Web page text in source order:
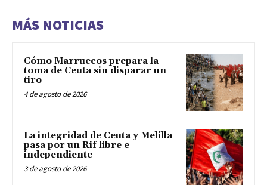
MÁS NOTICIAS
Cómo Marruecos prepara la
toma de Ceuta sin disparar un
tiro
4 de agosto de 2026
La integridad de Ceuta y Melilla
pasa por un Rif libre e
independiente
3 de agosto de 2026